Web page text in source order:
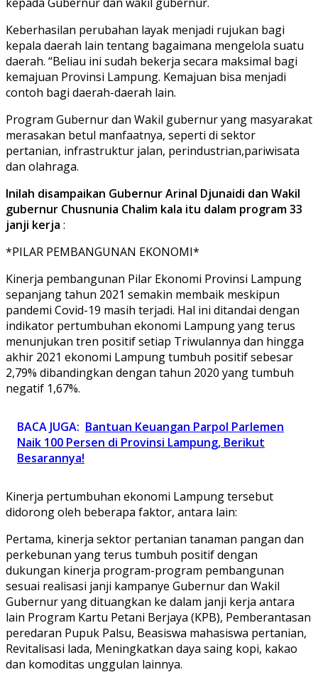
Keberhasilan perubahan layak menjadi rujukan bagi
kepala daerah lain tentang bagaimana mengelola suatu
daerah. “Beliau ini sudah bekerja secara maksimal bagi
kemajuan Provinsi Lampung. Kemajuan bisa menjadi
contoh bagi daerah-daerah lain.
Program Gubernur dan Wakil gubernur yang masyarakat
merasakan betul manfaatnya, seperti di sektor
pertanian, infrastruktur jalan, perindustrian,pariwisata
dan olahraga.
Inilah disampaikan Gubernur Arinal Djunaidi dan Wakil
gubernur Chusnunia Chalim kala itu dalam program 33
janji kerja :
*PILAR PEMBANGUNAN EKONOMI*
Kinerja pembangunan Pilar Ekonomi Provinsi Lampung
sepanjang tahun 2021 semakin membaik meskipun
pandemi Covid-19 masih terjadi. Hal ini ditandai dengan
indikator pertumbuhan ekonomi Lampung yang terus
menunjukan tren positif setiap Triwulannya dan hingga
akhir 2021 ekonomi Lampung tumbuh positif sebesar
2,79% dibandingkan dengan tahun 2020 yang tumbuh
negatif 1,67%.
BACA JUGA: Bantuan Keuangan Parpol Parlemen
Naik 100 Persen di Provinsi Lampung, Berikut
Besarannya!
Kinerja pertumbuhan ekonomi Lampung tersebut
didorong oleh beberapa faktor, antara lain:
Pertama, kinerja sektor pertanian tanaman pangan dan
perkebunan yang terus tumbuh positif dengan
dukungan kinerja program-program pembangunan
sesuai realisasi janji kampanye Gubernur dan Wakil
Gubernur yang dituangkan ke dalam janji kerja antara
lain Program Kartu Petani Berjaya (KPB), Pemberantasan
peredaran Pupuk Palsu, Beasiswa mahasiswa pertanian,
Revitalisasi lada, Meningkatkan daya saing kopi, kakao
dan komoditas unggulan lainnya.